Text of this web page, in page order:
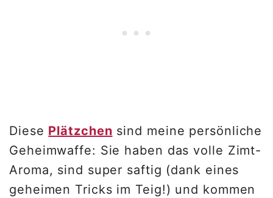
Diese Plätzchen sind meine persönliche
Geheimwaffe: Sie haben das volle Zimt-
Aroma, sind super saftig (dank eines
geheimen Tricks im Teig!) und kommen